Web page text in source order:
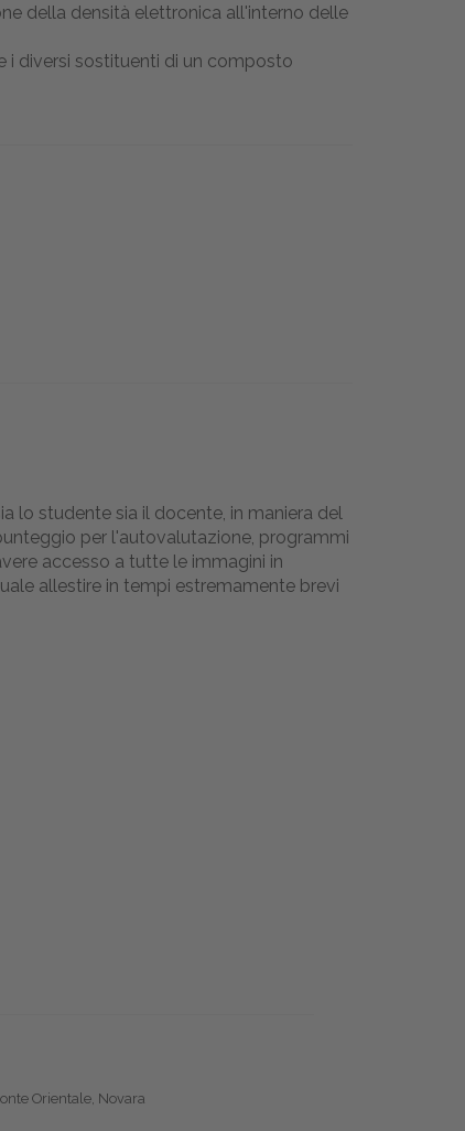
della densità elettronica all'interno delle
i diversi sostituenti di un composto
lo studente sia il docente, in maniera del
per l'autovalutazione, programmi
accesso a tutte le immagini in
allestire in tempi estremamente brevi
Orientale, Novara